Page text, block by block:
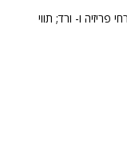
פריזיה ו- ורד; תווי